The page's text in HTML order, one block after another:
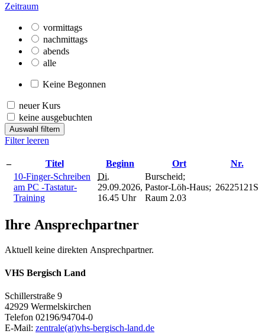
Zeitraum
vormittags
nachmittags
abends
alle
Keine Begonnen
neuer Kurs
keine ausgebuchten
Auswahl filtern
Filter leeren
– Titel Beginn Ort
Nr.
10-Finger-Schreiben
am PC -Tastatur-
Training
Di.
29.09.2026,
16.45 Uhr
Burscheid;
Pastor-Löh-Haus;
Raum 2.03
26225121S
Ihre Ansprechpartner
Aktuell keine direkten Ansprechpartner.
VHS Bergisch Land
Schillerstraße 9
42929 Wermelskirchen
Telefon 02196/94704-0
E-Mail: zentrale(at)vhs-bergisch-land.de